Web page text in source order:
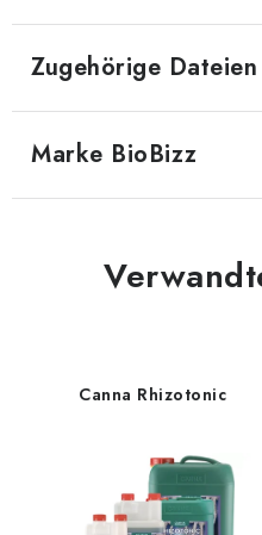
Zugehörige Dateien
Marke BioBizz
Canna Rhizotonic